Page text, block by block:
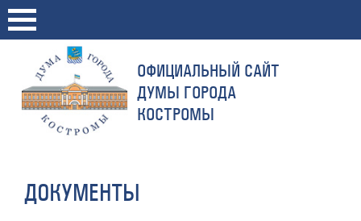
ОФИЦИАЛЬНЫЙ САЙТ
ДУМЫ ГОРОДА
КОСТРОМЫ
ДОКУМЕНТЫ